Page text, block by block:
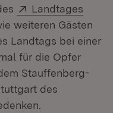
Extern:
Landtages
in neuem Fenster)
weiteren Gästen
Landtags bei einer
für die Opfer
Stauffenberg-
des